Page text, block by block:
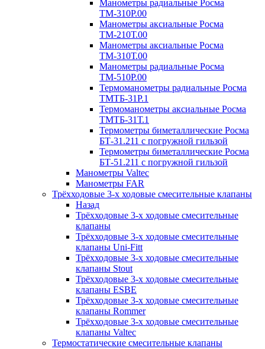
Манометры радиальные Росма
ТМ-310P.00
Манометры аксиальные Росма
ТМ-210Т.00
Манометры аксиальные Росма
ТМ-310Т.00
Манометры радиальные Росма
ТМ-510P.00
Термоманометры радиальные Росма
ТМТБ-31P.1
Термоманометры аксиальные Росма
ТМТБ-31Т.1
Термометры биметаллические Росма
БТ-31.211 с погружной гильзой
Термометры биметаллические Росма
БТ-51.211 с погружной гильзой
Манометры Valtec
Манометры FAR
Трёхходовые 3-х ходовые смесительные клапаны
Назад
Трёхходовые 3-х ходовые смесительные
клапаны
Трёхходовые 3-х ходовые смесительные
клапаны Uni-Fitt
Трёхходовые 3-х ходовые смесительные
клапаны Stout
Трёхходовые 3-х ходовые смесительные
клапаны ESBE
Трёхходовые 3-х ходовые смесительные
клапаны Rommer
Трёхходовые 3-х ходовые смесительные
клапаны Valtec
Термостатические смесительные клапаны